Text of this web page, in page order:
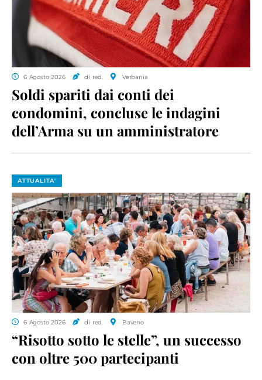
6 Agosto 2026 di red. Verbania
Soldi spariti dai conti dei
condomini, concluse le indagini
dell’Arma su un amministratore
ATTUALITA'
6 Agosto 2026 di red. Baveno
“Risotto sotto le stelle”, un successo
con oltre 500 partecipanti